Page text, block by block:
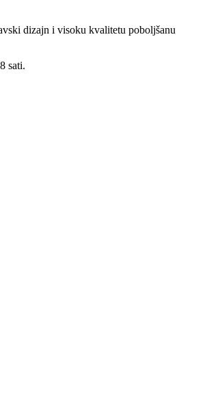
dizajn i visoku kvalitetu poboljšanu
sati.